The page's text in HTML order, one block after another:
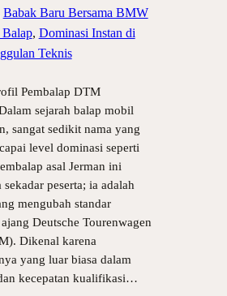
Babak Baru Bersama BMW
Balap, Dominasi Instan di
Teknis
Pembalap DTM
sejarah balap mobil
sangat sedikit nama yang
level dominasi seperti
asal Jerman ini
peserta; ia adalah
mengubah standar
Deutsche Tourenwagen
Dikenal karena
yang luar biasa dalam
kecepatan kualifikasi…